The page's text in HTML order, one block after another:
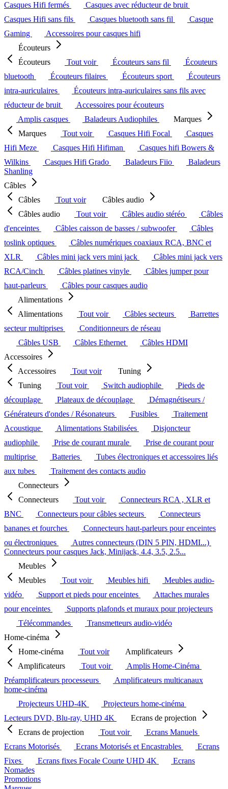
Casques Hifi fermés
Casques avec réducteur de bruit
Casques Hifi sans fils
Casques bluetooth sans fil
Casque
Gaming
Accessoires pour casques hifi
Écouteurs
Écouteurs
Tout voir Écouteurs sans fil
Écouteurs
bluetooth
Écouteurs filaires Écouteurs sport
Écouteurs
intra-auriculaires
Écouteurs intra-auriculaires sans fils avec
réducteur de bruit
Accessoires pour écouteurs
Amplis casques
Baladeurs Audiophiles
Marques
Marques
Tout voir Casques Hifi Focal
Casques
Hifi Meze
Casques Hifi Hifiman
Casques hifi Bowers &
Wilkins
Casques Hifi Grado Baladeurs Fiio
Baladeurs
Shanling
Câbles
Câbles
Tout voir
Câbles audio
Câbles audio
Tout voir Câbles audio stéréo
Câbles
d'enceintes
Câbles caisson de basses / subwoofer
Câbles
toslink optiques
Câbles numériques coaxiaux RCA, BNC et
XLR
Câbles mini jack vers mini jack
Câbles mini jack vers
RCA/Cinch
Câbles platines vinyle
Câbles jumper pour
haut-parleurs
Câbles pour casques audio
Alimentations
Alimentations
Tout voir Câbles secteurs
Barrettes
secteur multiprises
Conditionneurs de réseau
Câbles USB
Câbles Ethernet
Câbles HDMI
Accessoires
Accessoires
Tout voir
Tuning
Tuning
Tout voir Switch audiophile
Pieds de
découplage
Plateaux de découplage
Démagnétiseurs /
Générateurs d'ondes / Résonateurs
Fusibles
Traitement
Acoustique
Alimentations Stabilisées
Disjoncteur
audiophile
Prise de courant murale
Prise de courant pour
multiprise
Batteries
Tubes électroniques et accessoires liés
aux tubes
Traitement des contacts audio
Connecteurs
Connecteurs
Tout voir
Connecteurs RCA , XLR et
BNC
Connecteurs pour câbles secteurs
Connecteurs
bananes et fourches
Connecteurs haut-parleurs pour enceintes
ou électroniques
Autres connecteurs (DIN 5 PIN, HDMI...)
Connecteurs pour casques Jack, Minijack, 4.4, 3.5, 2.5...
Meubles
Meubles
Tout voir Meubles hifi
Meubles audio-
vidéo
Support et pieds pour enceintes
Attaches murales
pour enceintes
Supports plafonds et muraux pour projecteurs
Télécommandes
Transmetteurs audio-vidéo
Home-cinéma
Home-cinéma
Tout voir
Amplificateurs
Amplificateurs
Tout voir
Amplis Home-Cinéma
Préamplificateurs processeurs
Amplificateurs multicanaux
home-cinéma
Projecteurs UHD-4K
Projecteurs home-cinéma
Lecteurs DVD, Blu-ray, UHD 4K
Ecrans de projection
Ecrans de projection
Tout voir
Ecrans Manuels
Ecrans Motorisés
Ecrans Motorisés et Encastrables
Ecrans
Fixes
Ecrans fixes Focale Courte UHD 4K
Ecrans
Nomades
Promotions